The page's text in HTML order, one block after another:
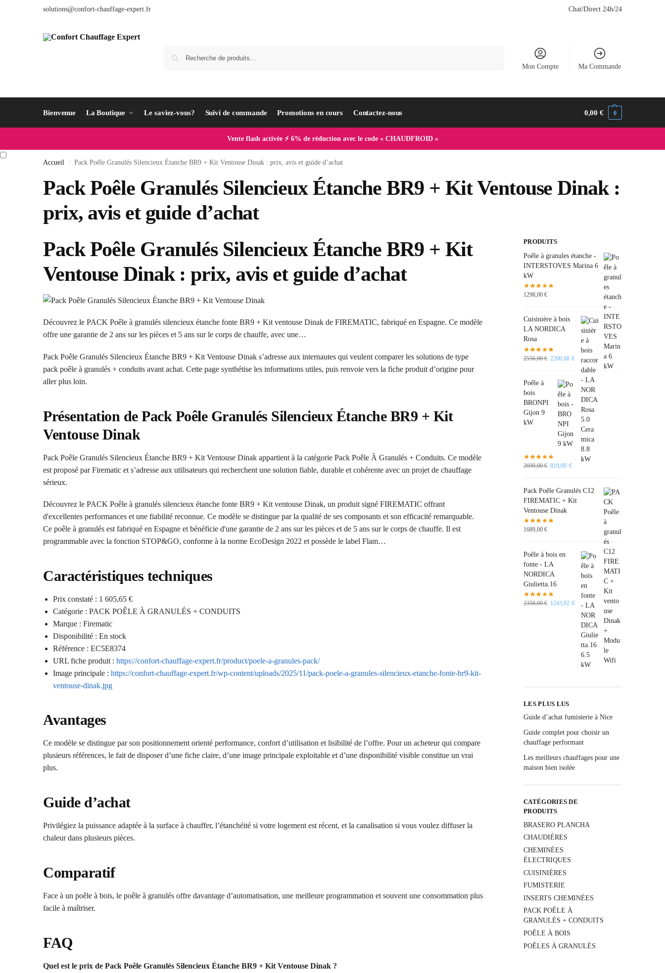
solutions@confort-chauffage-expert.fr Chat/Direct 24h/24
Mon Compte Ma Commande
Bienvenue La Boutique Le saviez-vous? Suivi de commande Promotions en cours Contactez-nous 0,00€ 0
Vente flash activée ⚡ 6% de réduction avec le code « CHAUDFROID »
Accueil / Pack Poêle Granulés Silencieux Étanche BR9 + Kit Ventouse Dinak : prix, avis et guide d’achat
Pack Poêle Granulés Silencieux Étanche BR9 + Kit Ventouse Dinak :
prix, avis et guide d’achat
Pack Poêle Granulés Silencieux Étanche BR9 + Kit
Ventouse Dinak : prix, avis et guide d’achat
Découvrez le PACK Poêle à granulés silencieux étanche fonte BR9 + Kit ventouse Dinak de FIREMATIC, fabriqué en Espagne. Ce modèle
offre une garantie de 2 ans sur les pièces et 5 ans sur le corps de chauffe, avec une…
Pack Poêle Granulés Silencieux Étanche BR9 + Kit Ventouse Dinak s’adresse aux internautes qui veulent comparer les solutions de type
pack poêle à granulés + conduits avant achat. Cette page synthétise les informations utiles, puis renvoie vers la fiche produit d’origine pour
aller plus loin.
Présentation de Pack Poêle Granulés Silencieux Étanche BR9 + Kit
Ventouse Dinak
Pack Poêle Granulés Silencieux Étanche BR9 + Kit Ventouse Dinak appartient à la catégorie Pack Poêle À Granulés + Conduits. Ce modèle
est proposé par Firematic et s’adresse aux utilisateurs qui recherchent une solution fiable, durable et cohérente avec un projet de chauffage
sérieux.
Découvrez le PACK Poêle à granulés silencieux étanche fonte BR9 + Kit ventouse Dinak, un produit signé FIREMATIC offrant
d'excellentes performances et une fiabilité reconnue. Ce modèle se distingue par la qualité de ses composants et son efficacité remarquable.
Ce poêle à granulés est fabriqué en Espagne et bénéficie d'une garantie de 2 ans sur les pièces et de 5 ans sur le corps de chauffe. Il est
programmable avec la fonction STOP&GO, conforme à la norme EcoDesign 2022 et possède le label Flam…
Caractéristiques techniques
Prix constaté : 1 605,65 €
Catégorie : PACK POÊLE À GRANULÉS + CONDUITS
Marque : Firematic
Disponibilité : En stock
Référence : EC5E8374
URL fiche produit : https://confort-chauffage-expert.fr/product/poele-a-granules-pack/
Image principale : https://confort-chauffage-expert.fr/wp-content/uploads/2025/11/pack-poele-a-granules-silencieux-etanche-fonte-br9-kit-
ventouse-dinak.jpg
Avantages
Ce modèle se distingue par son positionnement orienté performance, confort d’utilisation et lisibilité de l’offre. Pour un acheteur qui compare
plusieurs références, le fait de disposer d’une fiche claire, d’une image principale exploitable et d’une disponibilité visible constitue un vrai
plus.
Guide d’achat
Privilégiez la puissance adaptée à la surface à chauffer, l’étanchéité si votre logement est récent, et la canalisation si vous voulez diffuser la
chaleur dans plusieurs pièces.
Comparatif
Face à un poêle à bois, le poêle à granulés offre davantage d’automatisation, une meilleure programmation et souvent une consommation plus
facile à maîtriser.
FAQ
Quel est le prix de Pack Poêle Granulés Silencieux Étanche BR9 + Kit Ventouse Dinak ?
PRODUITS
Poêle à granules étanche -
INTERSTOVES Marina 6
kW
1298,00€
Cuisinière à bois
LA NORDICA
Rosa
2556,00€ 2206,68 €
Poêle à
bois
BRONPI
Gijon 9
kW
2690,00€ 819,00 €
Pack Poêle Granulés C12
FIREMATIC + Kit
Ventouse Dinak
1689,00€
Poêle à bois en
fonte - LA
NORDICA
Giulietta.16
2358,00€ 1243,92 €
LES PLUS LUS
Guide d’achat fumisterie à Nice
Guide complet pour choisir un
chauffage performant
Les meilleurs chauffages pour une
maison bien isolée
CATÉGORIES DE
PRODUITS
BRASERO PLANCHA
CHAUDIÈRES
CHEMINÉES
ÉLECTRIQUES
CUISINIÈRES
FUMISTERIE
INSERTS CHEMINÉES
PACK POÊLE À
GRANULÉS + CONDUITS
POÊLE À BOIS
POÊLES À GRANULÉS